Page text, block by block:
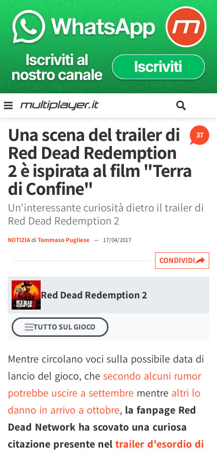
37
Una scena del trailer di
Red Dead Redemption
2 è ispirata al film "Terra
di Confine"
Un'interessante curiosità dietro il trailer di
Red Dead Redemption 2
NOTIZIAdi Tommaso Pugliese — 17/04/2017
CONDIVIDI
Red Dead Redemption 2
TUTTO SUL GIOCO
Mentre circolano voci sulla possibile data di
lancio del gioco, che secondo alcuni rumor
potrebbe uscire a settembre mentre altri lo
danno in arrivo a ottobre, la fanpage Red
Dead Network ha scovato una curiosa
citazione presente nel trailer d'esordio di